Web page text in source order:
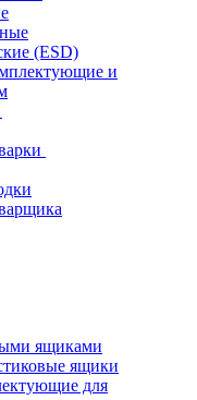
(ESD)
и
ящиками
ящики
для